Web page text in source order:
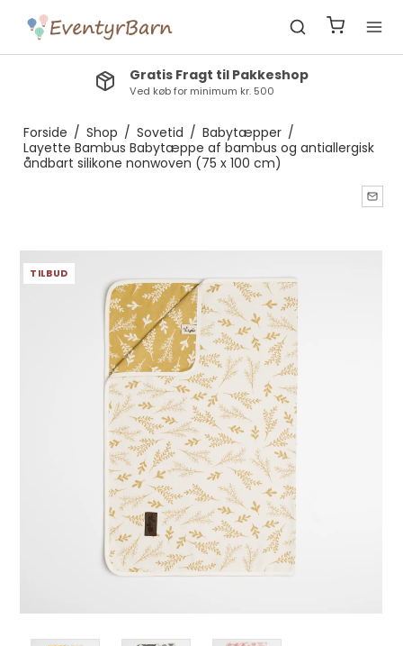
Gratis Fragt til Pakkeshop
Ved køb for minimum kr. 500
Forside / Shop / Sovetid / Babytæpper /
Layette Bambus Babytæppe af bambus og antiallergisk
åndbart silikone nonwoven (75 x 100 cm)
TILBUD